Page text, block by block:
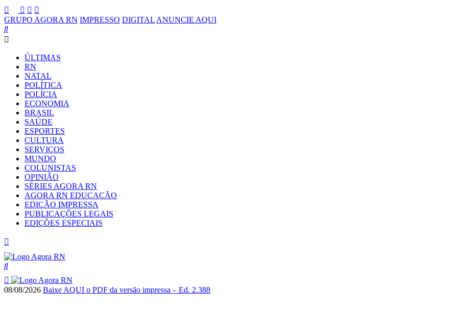
GRUPO AGORA RN IMPRESSO DIGITAL ANUNCIE AQUI
ÚLTIMAS
RN
NATAL
POLÍTICA
POLÍCIA
ECONOMIA
BRASIL
SAÚDE
ESPORTES
CULTURA
SERVIÇOS
MUNDO
COLUNISTAS
OPINIÃO
SÉRIES AGORA RN
AGORA RN EDUCAÇÃO
EDIÇÃO IMPRESSA
PUBLICAÇÕES LEGAIS
EDIÇÕES ESPECIAIS
08/08/2026 Baixe AQUI o PDF da versão impressa – Ed. 2.388